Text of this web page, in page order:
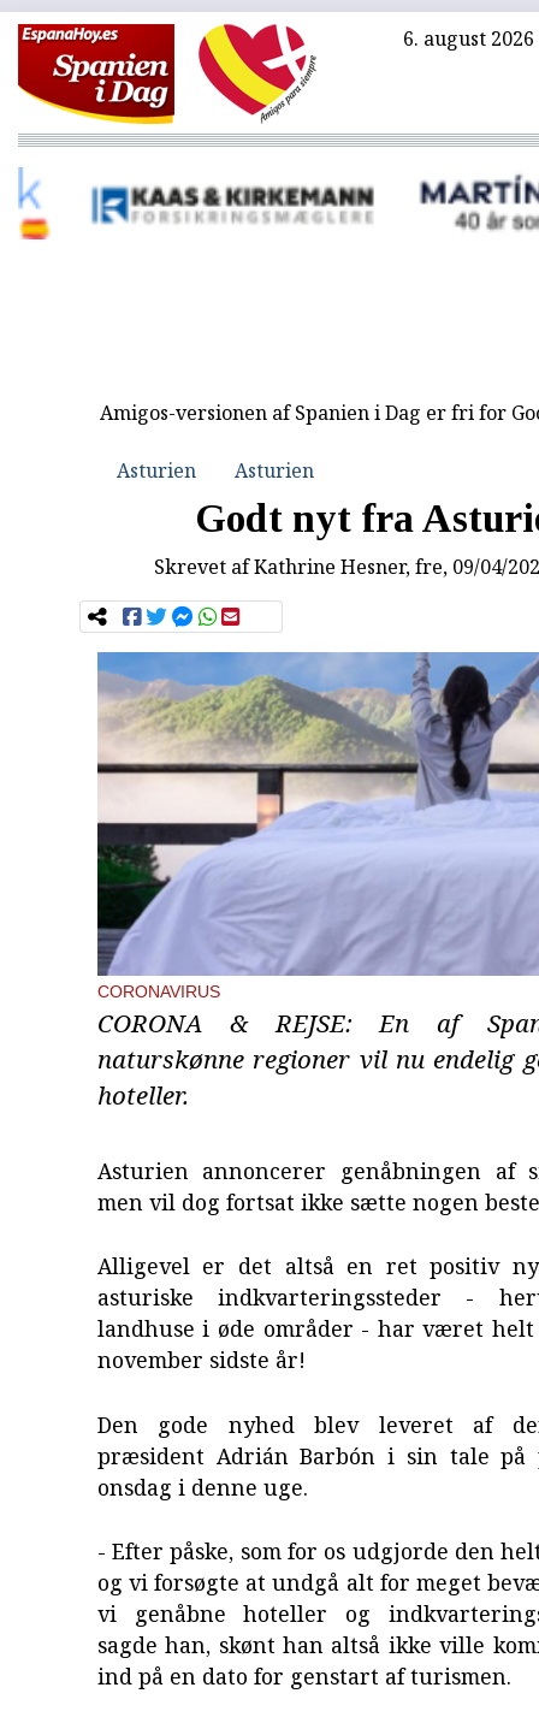
6. august 2026
Amigos-versionen af Spanien i Dag er fri for
Asturien Asturien
Godt nyt fra
Skrevet afKathrine Hesner, fre, 09/04/
CORONAVIRUS
CORONA & REJSE: En af
naturskønne regioner vil nu endelig
hoteller.
Asturien annoncerer genåbningen af
men vil dog fortsat ikke sætte nogen
Alligevel er det altså en ret positiv
asturiske indkvarteringssteder -
landhuse i øde områder - har været
november sidste år!
Den gode nyhed blev leveret af
præsident Adrián Barbón i sin tale på
onsdag i denne uge.
- Efter påske, som for os udgjorde den
og vi forsøgte at undgå alt for meget
vi genåbne hoteller og
sagde han, skønt han altså ikke ville
ind på en dato for genstart af turismen.